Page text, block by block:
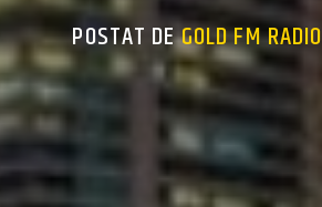
POSTAT DEGOLD FM RADIO